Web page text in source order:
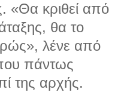
«Θα κριθεί από
θα το
λένε από
πάντως
της αρχής.